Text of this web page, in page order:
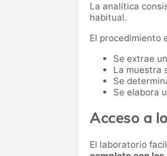
La analítica
habitual.
El procedimiento
Se extrae
La muestra
Se
Se elabora
Acceso a
El laboratorio